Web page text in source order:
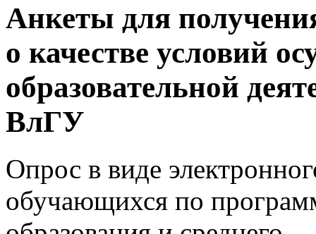
Анкеты для
о качестве условий
образовательной
ВлГУ
Опрос в виде
обучающихся по